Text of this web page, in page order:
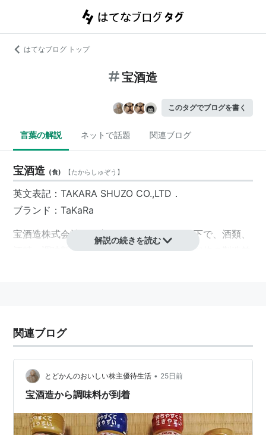
はてなブログ トップ
宝酒造
このタグでブログを書く
言葉の解説 ネットで話題 関連ブログ
宝酒造 (食) 【たからしゅぞう 】
英文表記：TAKARA SHUZO CO.,LTD．
ブランド：TaKaRa
宝酒造株式会社は、宝ホールディングス
傘下で、酒類、
酒精、調味料、その他の食料品及び食品添加物の製造並
2002年(平成14年)4月、「寳酒造」の持株会社化による
宝ホールディングス
設立。
清酒松竹梅が有名だが、タカラcanチューハイ、タカラ
本みりんなども出している。
解説の続きを読む
関連ブログ
とどかんのおいしい株主優待生活 • 25日前
宝酒造から調味料が到着